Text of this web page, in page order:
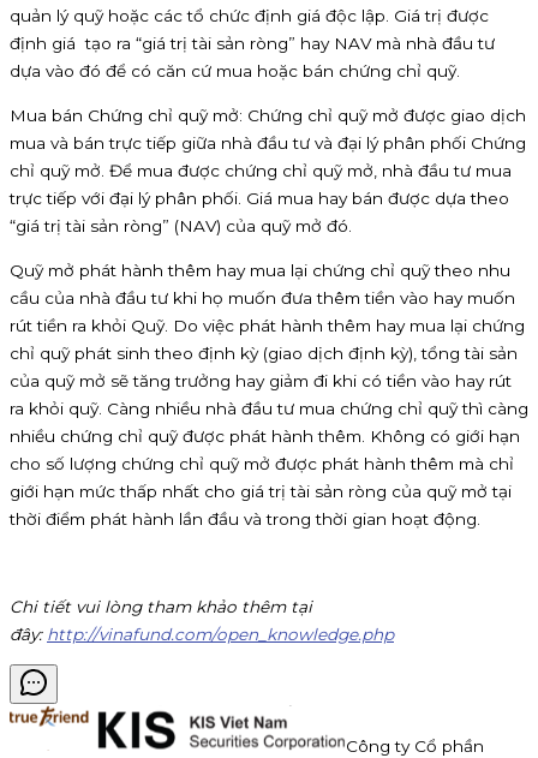
quản lý quỹ hoặc các tổ chức định giá độc lập. Giá trị được
định giá tạo ra “giá trị tài sản ròng” hay NAV mà nhà đầu tư
dựa vào đó để có căn cứ mua hoặc bán chứng chỉ quỹ.
Mua bán Chứng chỉ quỹ mở: Chứng chỉ quỹ mở được giao dịch
mua và bán trực tiếp giữa nhà đầu tư và đại lý phân phối Chứng
chỉ quỹ mở. Để mua được chứng chỉ quỹ mở, nhà đầu tư mua
trực tiếp với đại lý phân phối. Giá mua hay bán được dựa theo
“giá trị tài sản ròng” (NAV) của quỹ mở đó.
Quỹ mở phát hành thêm hay mua lại chứng chỉ quỹ theo nhu
cầu của nhà đầu tư khi họ muốn đưa thêm tiền vào hay muốn
rút tiền ra khỏi Quỹ. Do việc phát hành thêm hay mua lại chứng
chỉ quỹ phát sinh theo định kỳ (giao dịch định kỳ), tổng tài sản
của quỹ mở sẽ tăng trưởng hay giảm đi khi có tiền vào hay rút
ra khỏi quỹ. Càng nhiều nhà đầu tư mua chứng chỉ quỹ thì càng
nhiều chứng chỉ quỹ được phát hành thêm. Không có giới hạn
cho số lượng chứng chỉ quỹ mở được phát hành thêm mà chỉ
giới hạn mức thấp nhất cho giá trị tài sản ròng của quỹ mở tại
thời điểm phát hành lần đầu và trong thời gian hoạt động.
Chi tiết vui lòng tham khảo thêm tại
đây: http://vinafund.com/open_knowledge.php
Công ty Cổ phần